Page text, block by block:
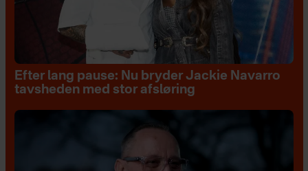
Efter lang pause: Nu bryder Jackie Navarro
tavsheden med stor afsløring